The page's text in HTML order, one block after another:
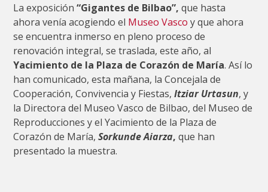
La exposición“Gigantes de Bilbao”, que hasta
ahora venía acogiendo el Museo Vasco y que ahora
se encuentra inmerso en pleno proceso de
renovación integral, se traslada, este año, al
Yacimiento de la Plaza de Corazón de María. Así lo
han comunicado, esta mañana, la Concejala de
Cooperación, Convivencia y Fiestas,Itziar Urtasun, y
la Directora del Museo Vasco de Bilbao, del Museo de
Reproducciones y el Yacimiento de la Plaza de
Corazón de María,Sorkunde Aiarza,que han
presentado la muestra.